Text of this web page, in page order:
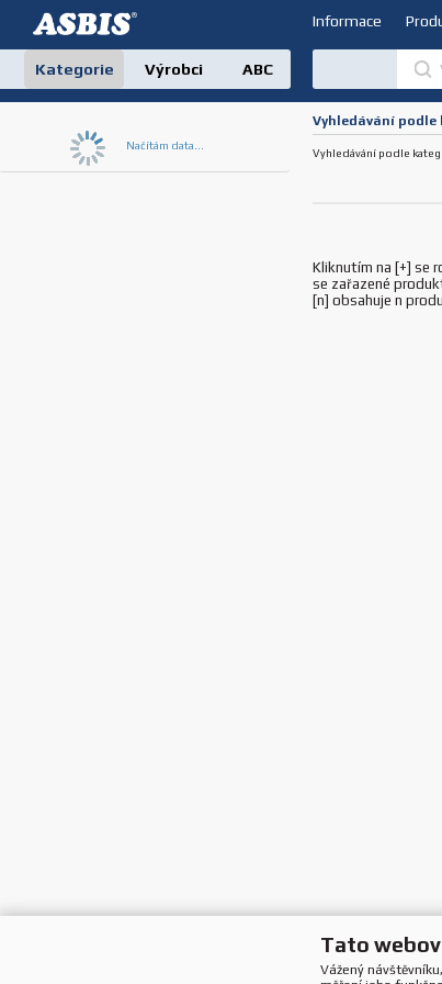
Informace
Vyhledávání
Vyhledávání podle
Kliknutím na [+] se
se zařazené
[n] obsahuje n
Kategorie Výrobci ABC
Načítám data...
Tato
Vážený